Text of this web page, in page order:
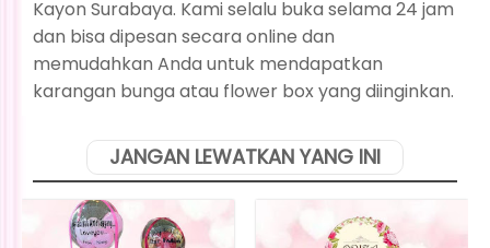
Kayon Surabaya. Kami selalu buka selama 24 jam
dan bisa dipesan secara online dan
memudahkan Anda untuk mendapatkan
karangan bunga atau flower box yang diinginkan.
JANGAN LEWATKAN YANG INI